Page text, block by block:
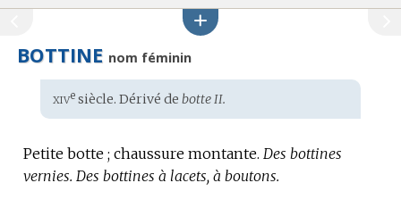
BOTTINE nom féminin
Étymologie
:
xivesiècle. Dérivé de botte II.
Petite botte ; chaussure montante. Des bottines
vernies. Des bottines à lacets, à boutons.